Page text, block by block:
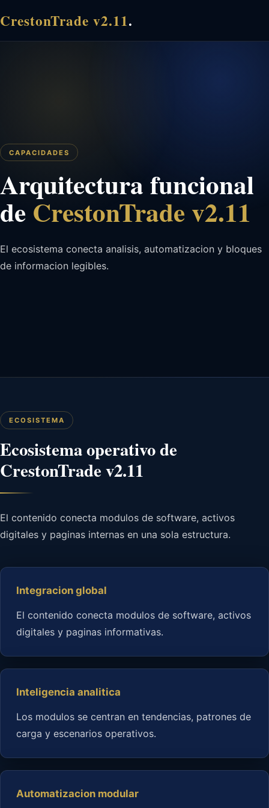
CrestonTrade v2.11.
CAPACIDADES
Arquitectura funcional
de CrestonTrade v2.11
El ecosistema conecta analisis, automatizacion y bloques
de informacion legibles.
ECOSISTEMA
Ecosistema operativo de
CrestonTrade v2.11
El contenido conecta modulos de software, activos
digitales y paginas internas en una sola estructura.
Integracion global
El contenido conecta modulos de software, activos
digitales y paginas informativas.
Inteligencia analitica
Los modulos se centran en tendencias, patrones de
carga y escenarios operativos.
Automatizacion modular